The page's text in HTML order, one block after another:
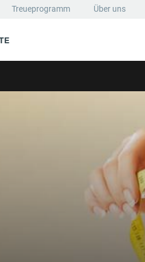
Treueprogramm Über uns